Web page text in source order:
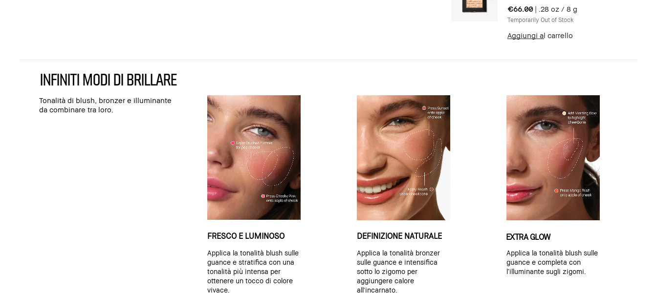
€66.00 | .28 oz / 8 g
Temporarily Out of Stock
Aggiungi al carrello
INFINITI MODI DI BRILLARE
Tonalità di blush, bronzer e illuminante
da combinare tra loro.
FRESCO E LUMINOSO
Applica la tonalità blush sulle
guance e stratifica con una
tonalità più intensa per
ottenere un tocco di colore
vivace.
DEFINIZIONE NATURALE
Applica la tonalità bronzer
sulle guance e intensifica
sotto lo zigomo per
aggiungere calore
all'incarnato.
EXTRA GLOW
Applica la tonalità blush sulle
guance e completa con
l’illuminante sugli zigomi.